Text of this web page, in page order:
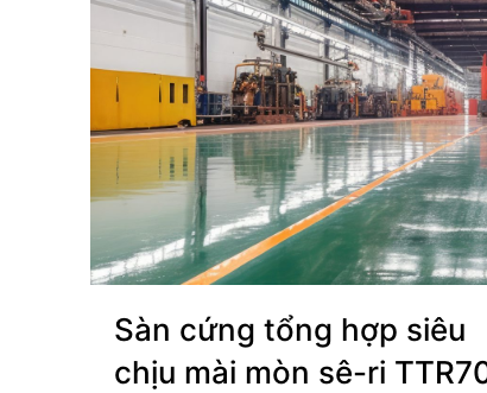
Sàn cứng tổng hợp siêu
chịu mài mòn sê-ri